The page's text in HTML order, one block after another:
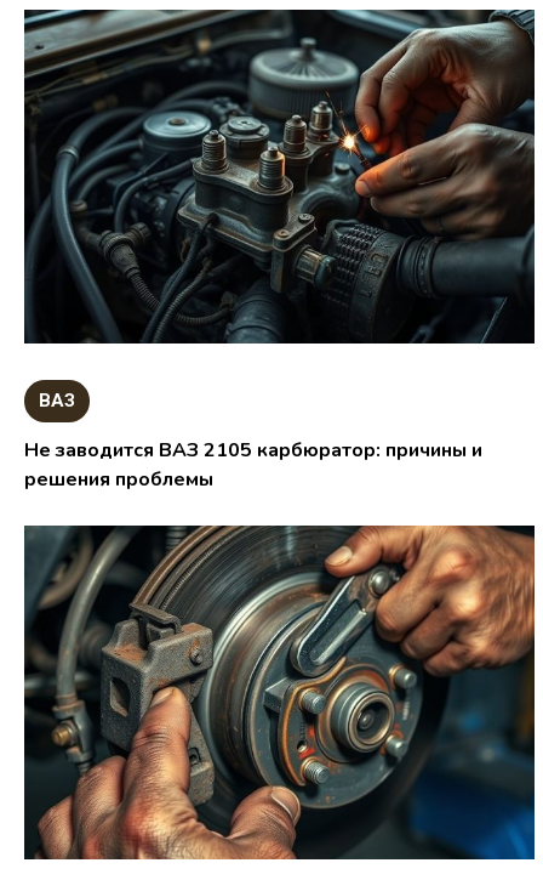
ВАЗ
Не заводится ВАЗ 2105 карбюратор: причины и
решения проблемы